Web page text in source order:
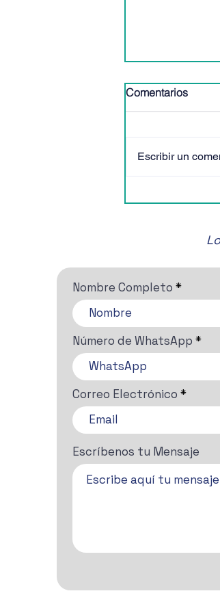
Comentarios
Escribir un
Nombre Completo
Número de WhatsApp
Correo Electrónico
Escríbenos tu Mensaje